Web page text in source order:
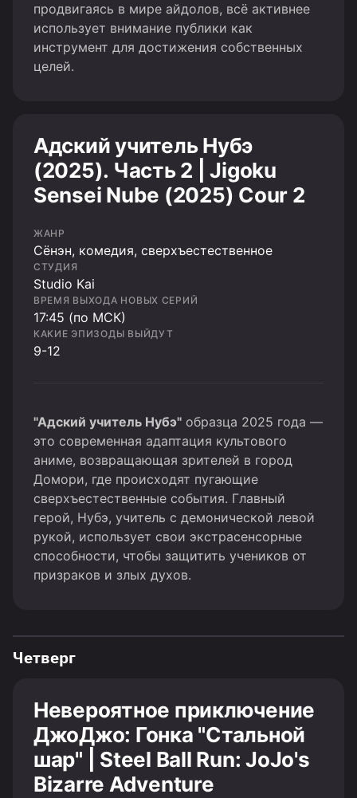
продвигаясь в мире айдолов, всё активнее
использует внимание публики как
инструмент для достижения собственных
целей.
Адский учитель Нубэ
(2025). Часть 2 | Jigoku
Sensei Nube (2025) Cour 2
ЖАНР
Cёнэн, комедия, сверхъестественное
СТУДИЯ
Studio Kai
ВРЕМЯ ВЫХОДА НОВЫХ СЕРИЙ
17:45 (по МСК)
КАКИЕ ЭПИЗОДЫ ВЫЙДУТ
9-12
"Адский учитель Нубэ" образца 2025 года —
это современная адаптация культового
аниме, возвращающая зрителей в город
Домори, где происходят пугающие
сверхъестественные события. Главный
герой, Нубэ, учитель с демонической левой
рукой, использует свои экстрасенсорные
способности, чтобы защитить учеников от
призраков и злых духов.
Четверг
Невероятное приключение
ДжоДжо: Гонка "Стальной
шар" | Steel Ball Run: JoJo's
Bizarre Adventure